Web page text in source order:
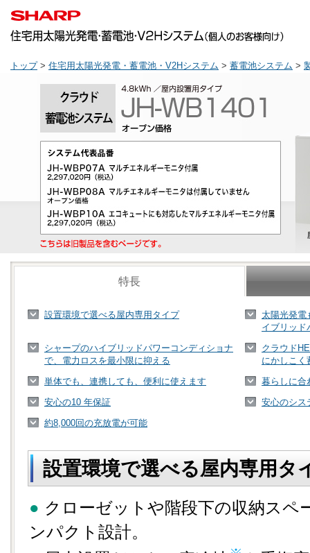
トップ> 住宅用太陽光発電・蓄電池・V2Hシステム > 蓄電池システム >
特長
設置環境で選べる屋内専用タイプ
太陽光発電
イブリッド
シャープのハイブリッドパワーコンディショナ
で、電力ロスを最小限に抑える
クラウド
にかしこく
単体でも、連携しても、便利に使えます
暮らしに合
安心の10 年保証
安心のシス
約8,000回の充放電が可能
設置環境で選べる屋内専用タ
● クローゼットや階段下の収納スペ
ンパクト設計。